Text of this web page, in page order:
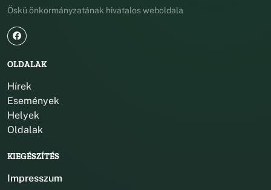
Öskü önkormányzatának hivatalos weboldala
OLDALAK
Hírek
Események
Helyek
Oldalak
KIEGÉSZÍTÉS
Impresszum